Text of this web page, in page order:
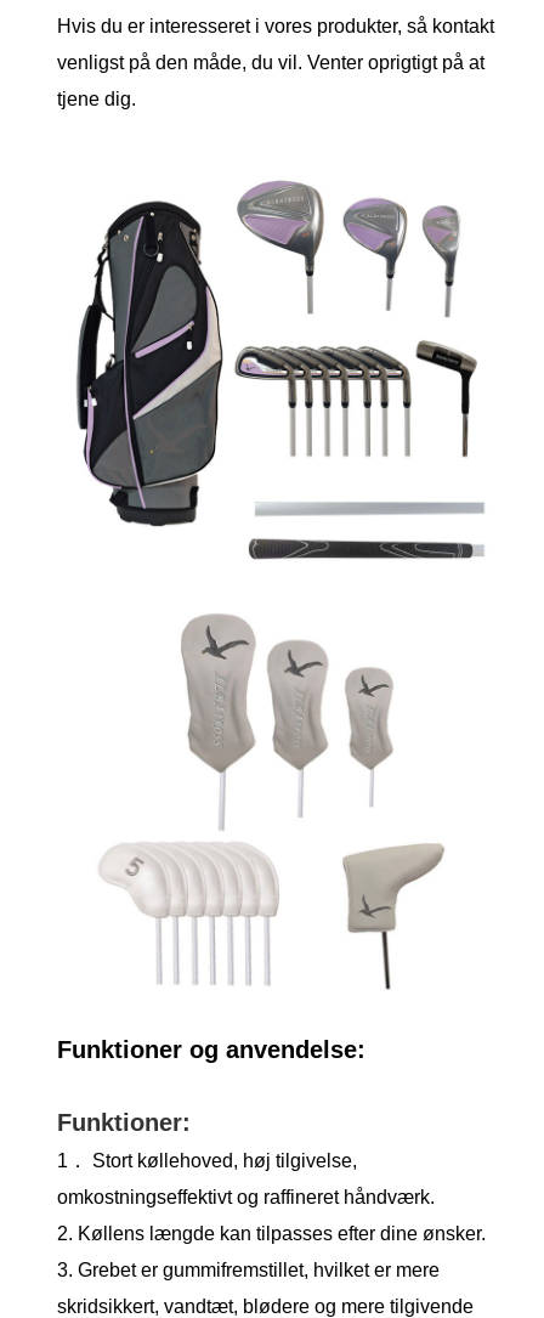
Hvis du er interesseret i vores produkter, så kontakt
venligst på den måde, du vil. Venter oprigtigt på at
tjene dig.
Funktioner og anvendelse:
Funktioner:
1． Stort køllehoved, høj tilgivelse,
omkostningseffektivt og raffineret håndværk.
2. Køllens længde kan tilpasses efter dine ønsker.
3. Grebet er gummifremstillet, hvilket er mere
skridsikkert, vandtæt, blødere og mere tilgivende